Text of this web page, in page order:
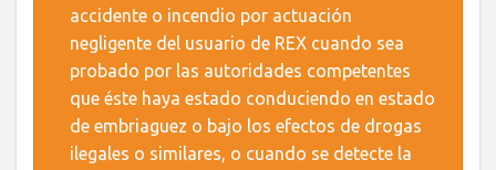
accidente o incendio por actuación
negligente del usuario de REX cuando sea
probado por las autoridades competentes
que éste haya estado conduciendo en estado
de embriaguez o bajo los efectos de drogas
ilegales o similares, o cuando se detecte la